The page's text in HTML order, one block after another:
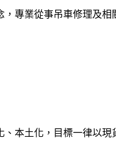
專業從事吊車修理及
本土化，目標一律以